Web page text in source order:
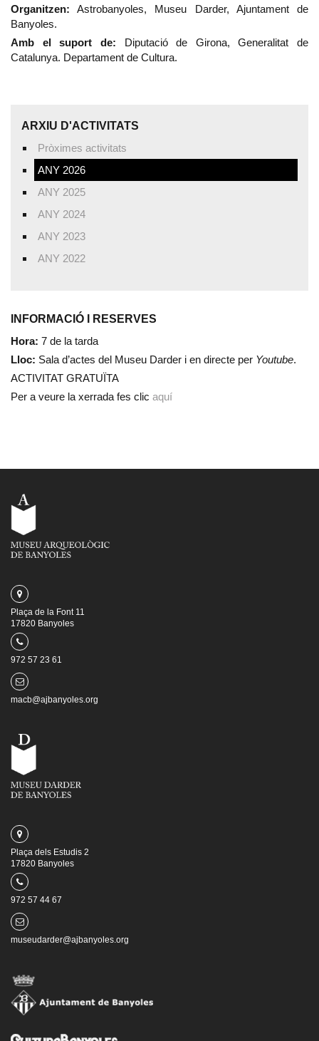
Organitzen: Astrobanyoles, Museu Darder, Ajuntament de
Banyoles.
Amb el suport de: Diputació de Girona, Generalitat de
Catalunya. Departament de Cultura.
ARXIU D'ACTIVITATS
Pròximes activitats
ANY 2026
ANY 2025
ANY 2024
ANY 2023
ANY 2022
INFORMACIÓ I RESERVES
Hora: 7 de la tarda
Lloc: Sala d’actes del Museu Darder i en directe per Youtube.
ACTIVITAT GRATUÏTA
Per a veure la xerrada fes clic aquí
Plaça de la Font 11
17820 Banyoles
972 57 23 61
macb@ajbanyoles.org
Plaça dels Estudis 2
17820 Banyoles
972 57 44 67
museudarder@ajbanyoles.org